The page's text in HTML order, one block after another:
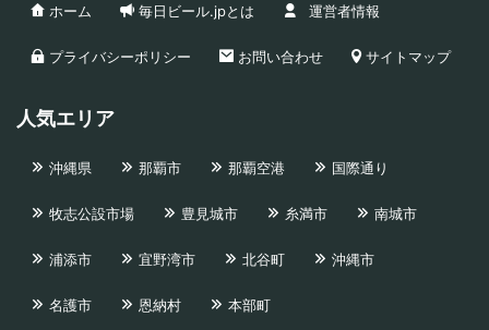
ホーム 毎日ビール.jpとは 運営者情報
プライバシーポリシー お問い合わせ サイトマップ
人気エリア
沖縄県 那覇市 那覇空港 国際通り
牧志公設市場 豊見城市 糸満市 南城市
浦添市 宜野湾市 北谷町 沖縄市
名護市 恩納村 本部町